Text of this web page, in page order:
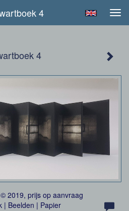
4
4
2019, prijs op aanvraag
| Beelden | Papier